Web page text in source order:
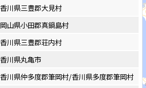
香川県三豊郡大見村
岡山県小田郡真鍋島村
香川県三豊郡荘内村
香川県丸亀市
香川県仲多度郡筆岡村/香川県多度郡筆岡村